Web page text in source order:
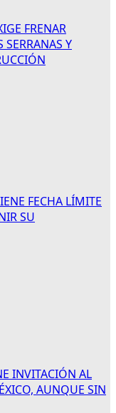
FRENAR
Y
FECHA LÍMITE
SU
INVITACIÓN AL
AUNQUE SIN